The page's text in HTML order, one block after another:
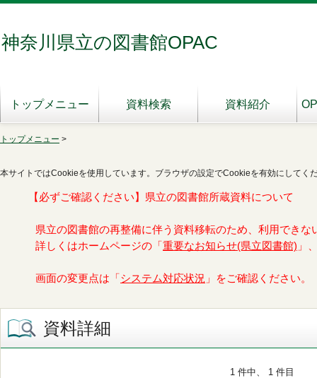
神奈川県立の図書館OPAC
トップメニュー 資料検索 資料紹介
トップメニュー >
本サイトではCookieを使用しています。ブラウザの設定でCookieを有効にしてく
【必ずご確認ください】県立の図書館所蔵資料について
県立の図書館の再整備に伴う資料移転のため、利用できな
詳しくはホームページの「 重要なお知らせ(県立図書館) 」
画面の変更点は「 システム対応状況 」をご確認ください。
資料詳細
1 件中、 1 件目